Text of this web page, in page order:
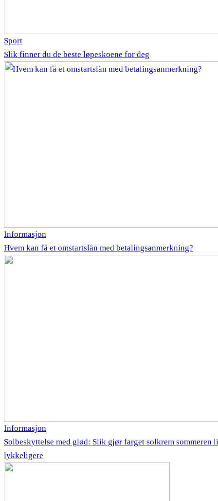
Sport
Slik finner du de beste løpeskoene for deg
Informasjon
Hvem kan få et omstartslån med betalingsanmerkning?
Informasjon
Solbeskyttelse med glød: Slik gjør farget solkrem sommeren
lykkeligere